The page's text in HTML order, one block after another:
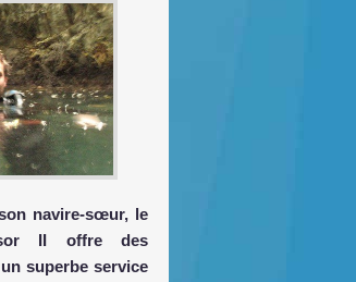
navire-sœur, le
II offre des
superbe service